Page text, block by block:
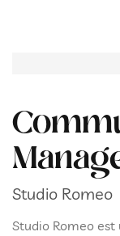
Studio Romeo
Studio Romeo